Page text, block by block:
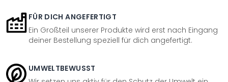
FÜR DICH ANGEFERTIGT
Ein Großteil unserer Produkte wird erst nach Eingang
deiner Bestellung speziell für dich angefertigt.
UMWELTBEWUSST